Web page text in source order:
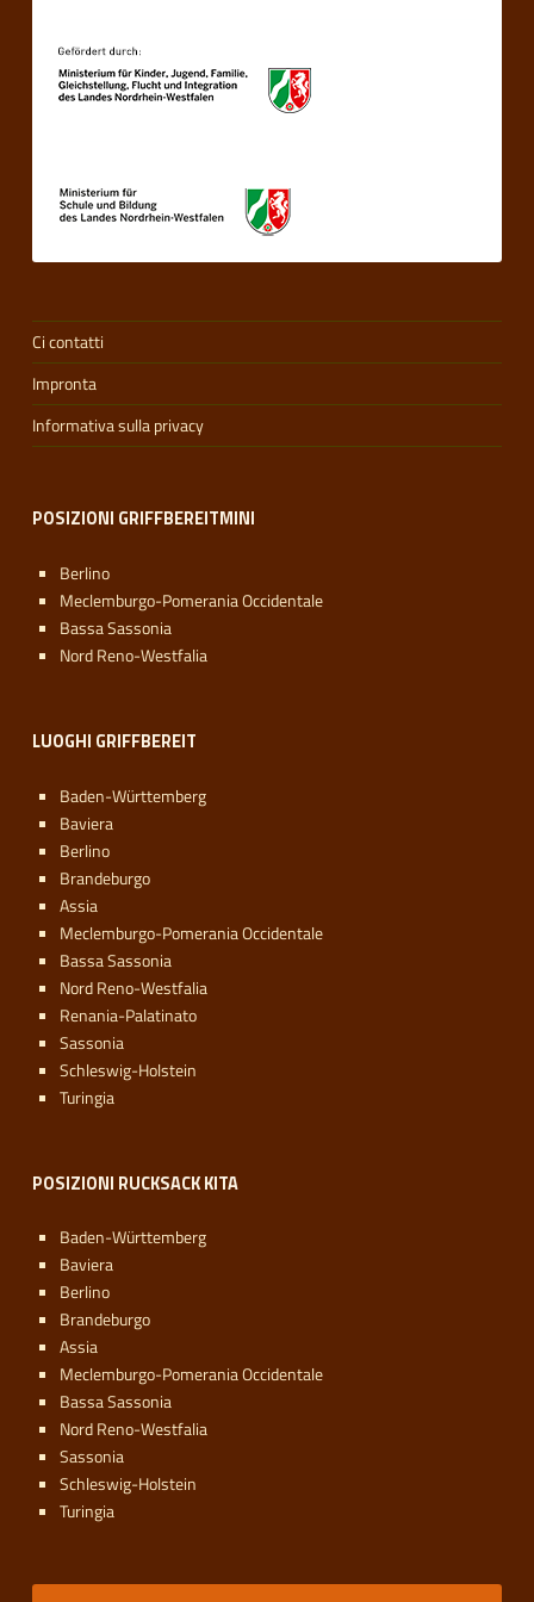
Ci contatti
Impronta
Informativa sulla privacy
POSIZIONI GRIFFBEREITMINI
Berlino
Meclemburgo-Pomerania Occidentale
Bassa Sassonia
Nord Reno-Westfalia
LUOGHI GRIFFBEREIT
Baden-Württemberg
Baviera
Berlino
Brandeburgo
Assia
Meclemburgo-Pomerania Occidentale
Bassa Sassonia
Nord Reno-Westfalia
Renania-Palatinato
Sassonia
Schleswig-Holstein
Turingia
POSIZIONI RUCKSACK KITA
Baden-Württemberg
Baviera
Berlino
Brandeburgo
Assia
Meclemburgo-Pomerania Occidentale
Bassa Sassonia
Nord Reno-Westfalia
Sassonia
Schleswig-Holstein
Turingia